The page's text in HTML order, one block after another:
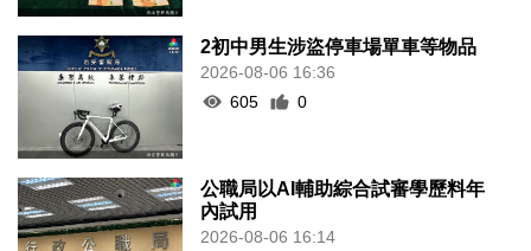
2初中男生涉盜停車場單車等物品
2026-08-06 16:36
605
0
公職局以AI輔助綜合試審學歷料年
內試用
2026-08-06 16:14